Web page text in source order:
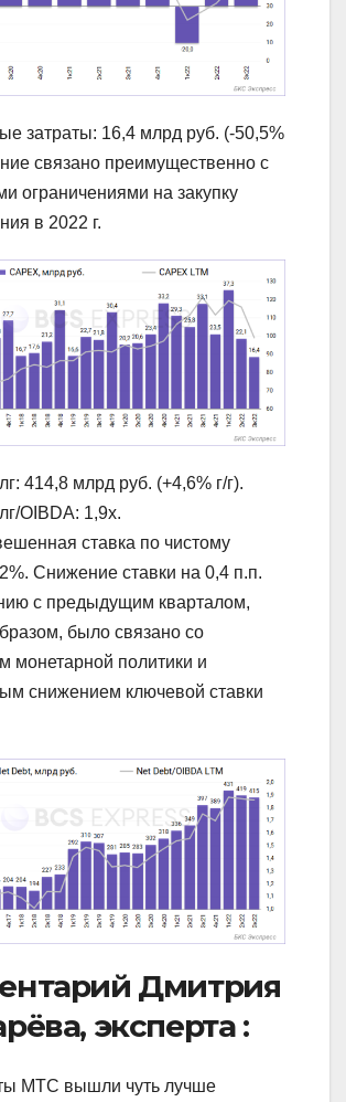
затраты: 16,4 млрд руб. (-50,5%
связано преимущественно с
ограничениями на закупку
в 2022 г.
414,8 млрд руб. (+4,6% г/г).
OIBDA: 1,9х.
ставка по чистому
Снижение ставки на 0,4 п.п.
с предыдущим кварталом,
было связано со
монетарной политики и
снижением ключевой ставки
Дмитрия
эксперта :
МТС вышли чуть лучше